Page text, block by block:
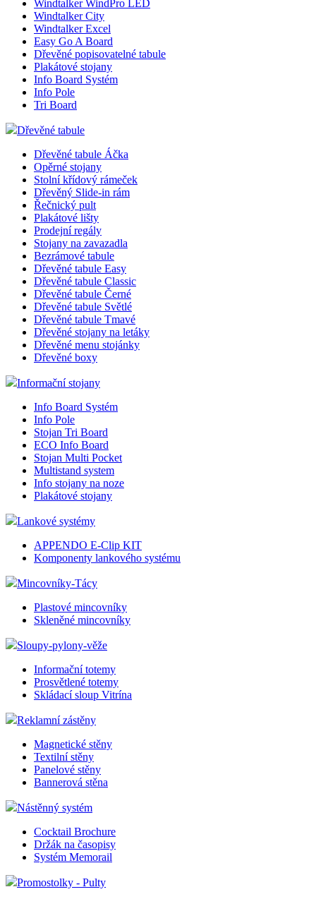
Windtalker WindPro LED
Windtalker City
Windtalker Excel
Easy Go A Board
Dřevěné popisovatelné tabule
Plakátové stojany
Info Board Systém
Info Pole
Tri Board
Dřevěné tabule
Dřevěné tabule Áčka
Opěrné stojany
Stolní křídový rámeček
Dřevěný Slide-in rám
Řečnický pult
Plakátové lišty
Prodejní regály
Stojany na zavazadla
Bezrámové tabule
Dřevěné tabule Easy
Dřevěné tabule Classic
Dřevěné tabule Černé
Dřevěné tabule Světlé
Dřevěné tabule Tmavé
Dřevěné stojany na letáky
Dřevěné menu stojánky
Dřevěné boxy
Informační stojany
Info Board Systém
Info Pole
Stojan Tri Board
ECO Info Board
Stojan Multi Pocket
Multistand system
Info stojany na noze
Plakátové stojany
Lankové systémy
APPENDO E-Clip KIT
Komponenty lankového systému
Mincovníky-Tácy
Plastové mincovníky
Skleněné mincovníky
Sloupy-pylony-věže
Informační totemy
Prosvětlené totemy
Skládací sloup Vitrína
Reklamní zástěny
Magnetické stěny
Textilní stěny
Panelové stěny
Bannerová stěna
Nástěnný systém
Cocktail Brochure
Držák na časopisy
Systém Memorail
Promostolky - Pulty